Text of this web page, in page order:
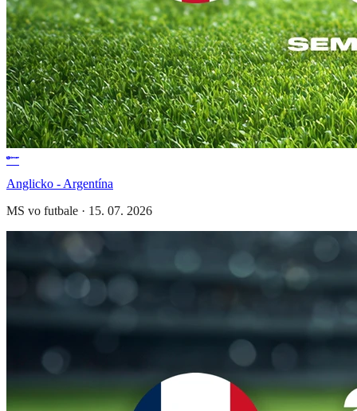
Anglicko - Argentína
MS vo futbale · 15. 07. 2026